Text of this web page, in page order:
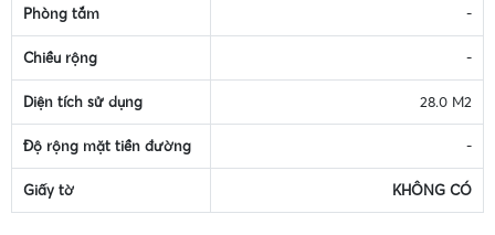
Phòng tắm -
Chiều rộng -
Diện tích sử dụng 28.0 M2
Độ rộng mặt tiền đường -
Giấy tờ KHÔNG CÓ